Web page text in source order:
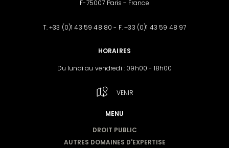
F-75007 Paris - France
T. +33 (0)1 43 59 48 80 - F. +33 (0)1 43 59 48 97
HORAIRES
Du lundi au vendredi : 09h00 - 18h00
VENIR
MENU
DROIT PUBLIC
AUTRES DOMAINES D'EXPERTISE